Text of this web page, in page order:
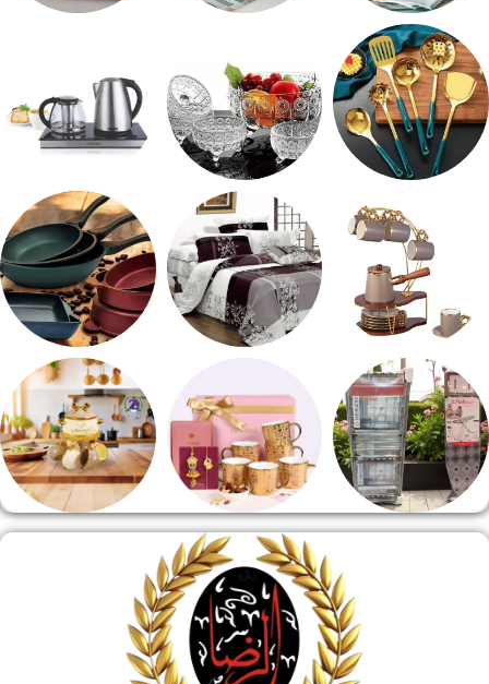
شربات وكاسات
طقم خشاف ادوات كهربائية
طقم قهوه وشاي مقلايه وطاجن
هدايا وسيلفر